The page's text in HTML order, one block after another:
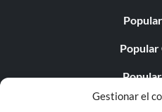
Gestionar el
Popular
Popular